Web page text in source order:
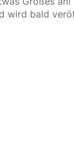
wird bald